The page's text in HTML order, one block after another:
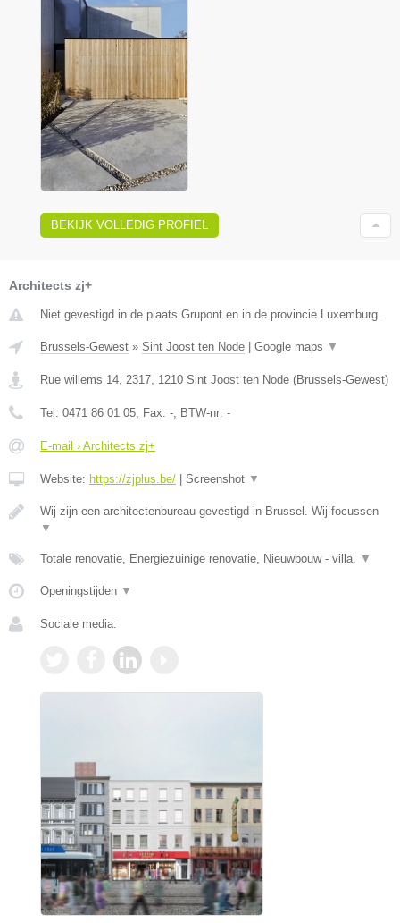
BEKIJK VOLLEDIG PROFIEL
Architects zj+
Niet gevestigd in de plaats Grupont en in de provincie Luxemburg.
Brussels-Gewest » Sint Joost ten Node | Google maps ▼
Rue willems 14, 2317 1210 Sint Joost ten Node (Brussels-Gewest)
Tel: 0471 86 01 05 , Fax: - , BTW-nr: -
E-mail › Architects zj+
Website: https://zjplus.be/ | Screenshot ▼
Wij zijn een architectenbureau gevestigd in Brussel. Wij focussen
▼
Totale renovatie, Energiezuinige renovatie, Nieuwbouw - villa, ▼
Openingstijden ▼
Sociale media: